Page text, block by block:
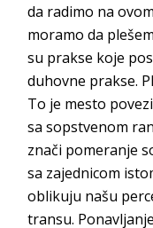
da radimo na
moramo da
su prakse koje
duhovne prakse.
To je mesto
sa sopstvenom
znači pomeranje
sa zajednicom
oblikuju našu
transu.